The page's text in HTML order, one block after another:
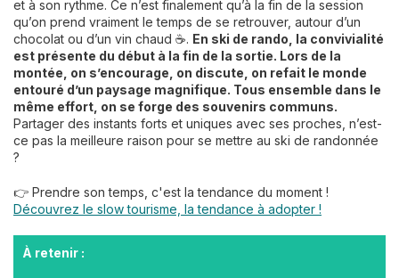
et à son rythme. Ce n’est finalement qu’à la fin de la session
qu’on prend vraiment le temps de se retrouver, autour d’un
chocolat ou d’un vin chaud ☕️. En ski de rando, la convivialité
est présente du début à la fin de la sortie. Lors de la
montée, on s’encourage, on discute, on refait le monde
entouré d’un paysage magnifique. Tous ensemble dans le
même effort, on se forge des souvenirs communs.
Partager des instants forts et uniques avec ses proches, n’est-
ce pas la meilleure raison pour se mettre au ski de randonnée
?
👉 Prendre son temps, c'est la tendance du moment !
Découvrez le slow tourisme, la tendance à adopter !
À retenir :